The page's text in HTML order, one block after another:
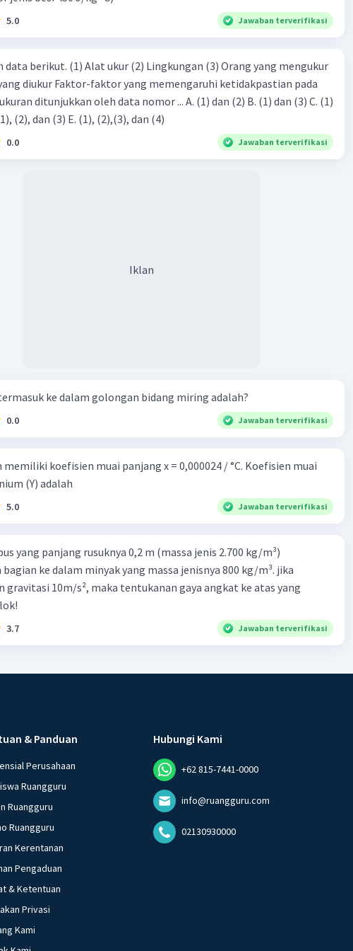
5.0 Jawaban terverifikasi
data berikut. (1) Alat ukur (2) Lingkungan (3) Orang yang mengukur
diukur Faktor-faktor yang memengaruhi ketidakpastian pada
oleh data nomor ... A. (1) dan (2) B. (1) dan (3) C. (1)
dan (4) D. (1), (2), dan (3) E. (1), (2),(3), dan (4)
0.0 Jawaban terverifikasi
Iklan
ke dalam golongan bidang miring adalah?
0.0 Jawaban terverifikasi
koefisien muai panjang x = 0,000024 / °C. Koefisien muai
(Y) adalah
5.0 Jawaban terverifikasi
yang panjang rusuknya 0,2 m (massa jenis 2.700 kg/m³)
ke dalam minyak yang massa jenisnya 800 kg/m³. jika
gravitasi 10m/s², maka tentukanan gaya angkat ke atas yang
3.7 Jawaban terverifikasi
& Panduan
Perusahaan
Ruangguru
Ruangguru
Ruangguru
Kerentanan
Pengaduan
& Ketentuan
Privasi
Kami
Hubungi Kami
+62 815-7441-0000
info@ruangguru.com
02130930000